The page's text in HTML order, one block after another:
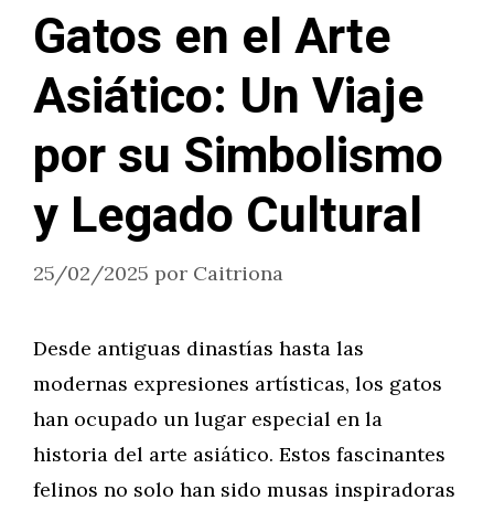
Gatos en el Arte
Asiático: Un Viaje
por su Simbolismo
y Legado Cultural
25/02/2025 por Caitriona
Desde antiguas dinastías hasta las
modernas expresiones artísticas, los gatos
han ocupado un lugar especial en la
historia del arte asiático. Estos fascinantes
felinos no solo han sido musas inspiradoras